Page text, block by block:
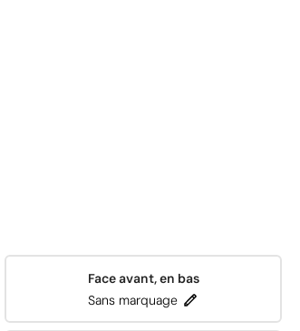
Face avant, en bas
Sans marquage